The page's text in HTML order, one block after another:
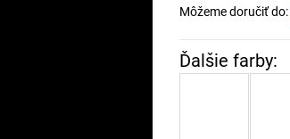
Môžeme doručiť do: